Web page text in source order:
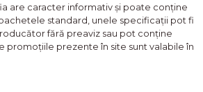
are caracter informativ şi poate conţine
standard, unele specificaţii pot fi
fără preaviz sau pot conţine
promoţiile prezente în site sunt valabile în